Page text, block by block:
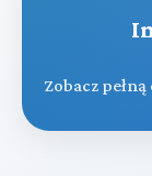
Zobacz